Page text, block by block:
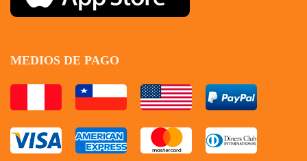
MEDIOS DE PAGO